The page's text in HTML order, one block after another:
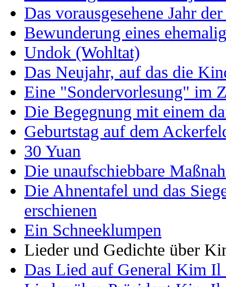
Das vorausgesehene Jahr
Bewunderung eines
Undok (Wohltat)
Das Neujahr, auf das die
Eine "Sondervorlesung" im
Die Begegnung mit einem
Geburtstag auf dem
30 Yuan
Die unaufschiebbare
Die Ahnentafel und das
erschienen
Ein Schneeklumpen
Lieder und Gedichte über
Das Lied auf General Kim Il